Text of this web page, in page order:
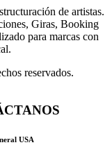
de artistas.
Giras, Booking
para marcas con
reservados.
USA